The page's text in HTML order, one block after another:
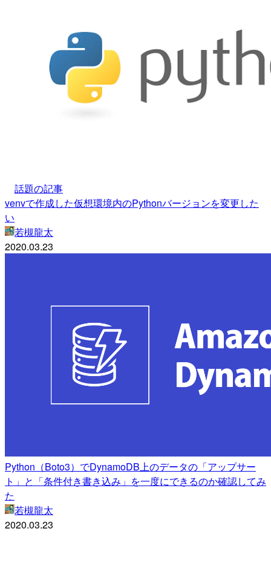
話題の記事
venvで作成した仮想環境内のPythonバージョンを変更した
い
若槻龍太
2020.03.23
Python（Boto3）でDynamoDB上のデータの「アップサー
ト」と「条件付き書き込み」を一度にできるのか確認してみ
た
若槻龍太
2020.03.23